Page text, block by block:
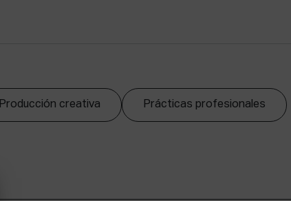
Producción creativa Prácticas profesionales